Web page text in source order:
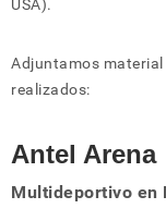
USA).
Adjuntamos
realizados:
Antel Arena
Multideportivo en